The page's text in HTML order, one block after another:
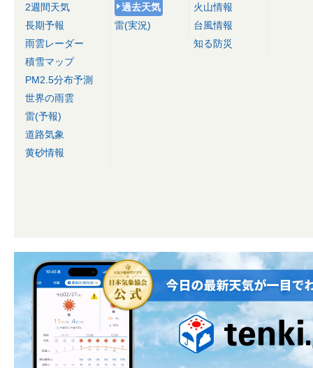
2週間天気
長期予報
雨雲レーダー
積雪マップ
PM2.5分布予測
世界の雨雲
雷(予報)
道路気象
黄砂情報
過去天気
雷(実況)
火山情報
台風情報
知る防災